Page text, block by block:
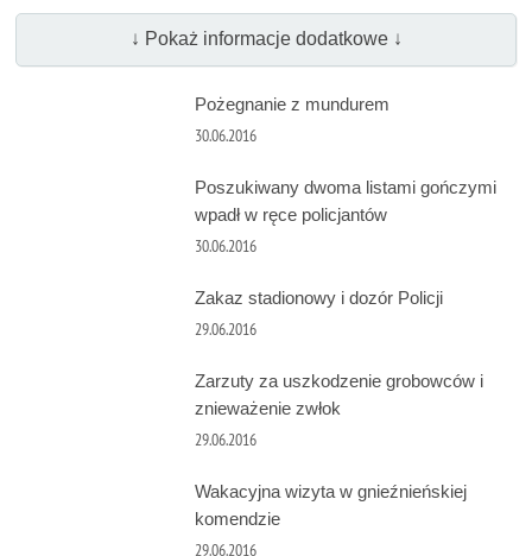
↓ Pokaż informacje dodatkowe ↓
Pożegnanie z mundurem
30.06.2016
Poszukiwany dwoma listami gończymi
wpadł w ręce policjantów
30.06.2016
Zakaz stadionowy i dozór Policji
29.06.2016
Zarzuty za uszkodzenie grobowców i
znieważenie zwłok
29.06.2016
Wakacyjna wizyta w gnieźnieńskiej
komendzie
29.06.2016